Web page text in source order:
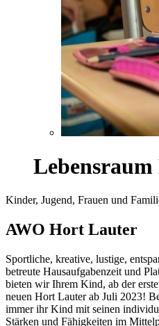
Kinder, Jugend, Frauen und
AWO Hort Lauter
Sportliche, kreative, lustige,
betreute Hausaufgabenzeit und
bieten wir Ihrem Kind, ab der
neuen Hort Lauter ab Juli 2023!
immer ihr Kind mit seinen
Stärken und Fähigkeiten im